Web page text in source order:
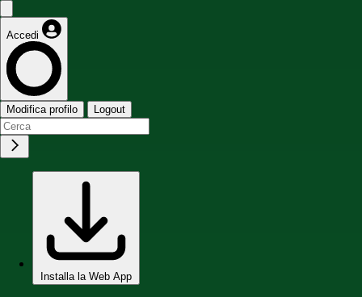
Accedi
Modifica profilo Logout
Installa la Web App